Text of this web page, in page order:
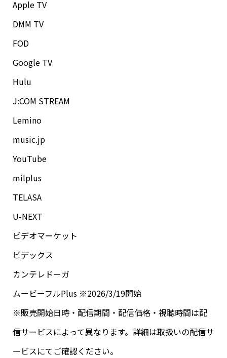
Apple TV
DMM TV
FOD
Google TV
Hulu
J:COM STREAM
Lemino
music.jp
YouTube
milplus
TELASA
U-NEXT
ビデオマーケット
ビデックス
カンテレドーガ
ムービーフルPlus ※2026/3/19開始
※販売開始日時・配信期間・配信価格・視聴時間は配
信サービスによって異なります。詳細は取扱いの配信サ
ービスにてご確認ください。